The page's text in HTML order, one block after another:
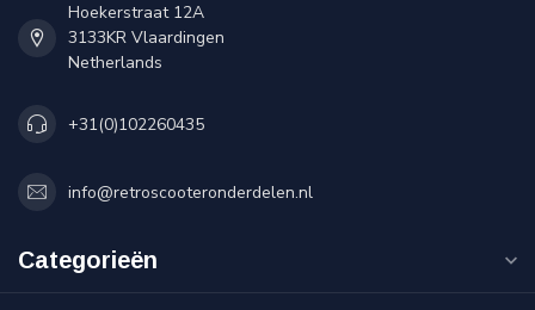
Hoekerstraat 12A
3133KR Vlaardingen
Netherlands
+31(0)102260435
info@retroscooteronderdelen.nl
Categorieën